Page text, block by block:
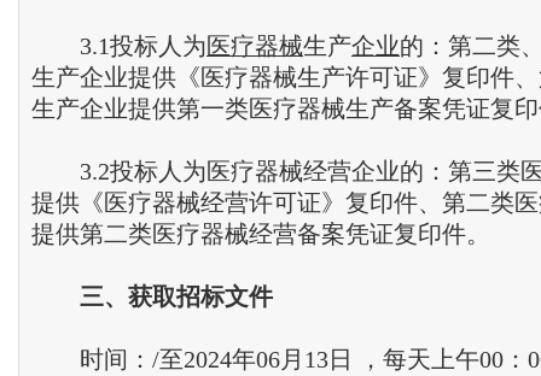
3.1投标人为医疗器械生产企业的：第二类
生产企业提供《医疗器械生产许可证》复印件
生产企业提供第一类医疗器械生产备案凭证复
3.2投标人为医疗器械经营企业的：第三类
提供《医疗器械经营许可证》复印件、第二类
提供第二类医疗器械经营备案凭证复印件。
三、获取招标文件
时间：/至2024年06月13日 ，每天上午00：